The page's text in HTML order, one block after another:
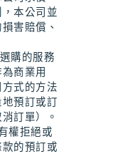
本公司並
害賠償、
購的服務
商業用
式的方法
預訂或訂
訂單）。
權拒絕或
的預訂或